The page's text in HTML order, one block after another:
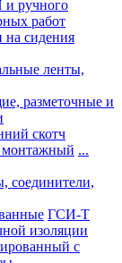
и ручного
работ
сидения
ленты,
разметочные и
скотч
монтажный ...
соединители,
ГСИ-Т
изоляции
с